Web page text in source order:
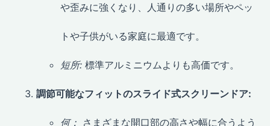
や歪みに強くなり、人通りの多い場所やペッ
トや子供がいる家庭に最適です。
短所: 標準アルミニウムよりも高価です。
調節可能なフィットのスライド式スクリーンドア:
何： さまざまな開口部の高さや幅に合うよう